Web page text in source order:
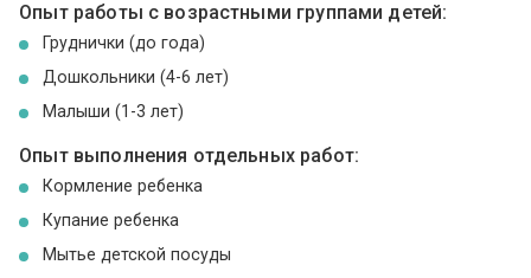
Опыт работы с возрастными группами детей:
Груднички (до года)
Дошкольники (4-6 лет)
Малыши (1-3 лет)
Опыт выполнения отдельных работ:
Кормление ребенка
Купание ребенка
Мытье детской посуды